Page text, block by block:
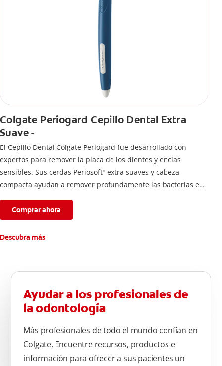
Colgate Periogard Cepillo Dental Extra
Suave -
El Cepillo Dental Colgate Periogard fue desarrollado con
expertos para remover la placa de los dientes y encías
sensibles. Sus cerdas Periosoft® extra suaves y cabeza
compacta ayudan a remover profundamente las bacterias en
Comprar ahora
Descubra más
Ayudar a los profesionales de
la odontología
Más profesionales de todo el mundo confían en
Colgate. Encuentre recursos, productos e
información para ofrecer a sus pacientes un